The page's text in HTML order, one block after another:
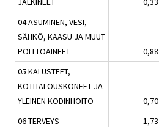
04 ASUMINEN, VESI,
SÄHKÖ, KAASU JA MUUT
POLTTOAINEET
0,88
05 KALUSTEET,
KOTITALOUSKONEET JA
YLEINEN KODINHOITO
0,70
06 TERVEYS
1,73